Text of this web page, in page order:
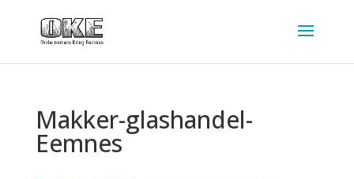
Makker-glashandel-
Eemnes